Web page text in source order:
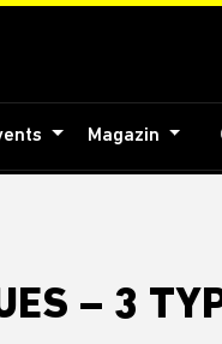
Magazin
– 3